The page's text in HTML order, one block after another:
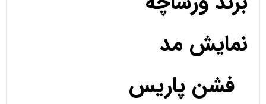
نمایش مد
فشن پاریس